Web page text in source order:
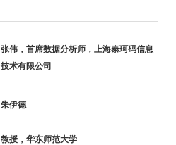
张伟，首席数据分析师，上海泰珂码信息
技术有限公司
朱伊德
教授，华东师范大学